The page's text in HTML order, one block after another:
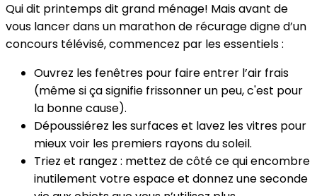
Qui dit printemps dit grand ménage! Mais avant de
vous lancer dans un marathon de récurage digne d’un
concours télévisé, commencez par les essentiels :
Ouvrez les fenêtres pour faire entrer l’air frais
(même si ça signifie frissonner un peu, c'est pour
la bonne cause).
Dépoussiérez les surfaces et lavez les vitres pour
mieux voir les premiers rayons du soleil.
Triez et rangez : mettez de côté ce qui encombre
inutilement votre espace et donnez une seconde